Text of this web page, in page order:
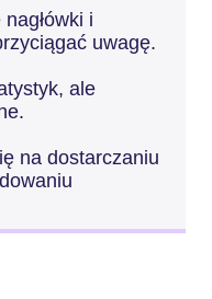
i
uwagę.
ale
na dostarczaniu